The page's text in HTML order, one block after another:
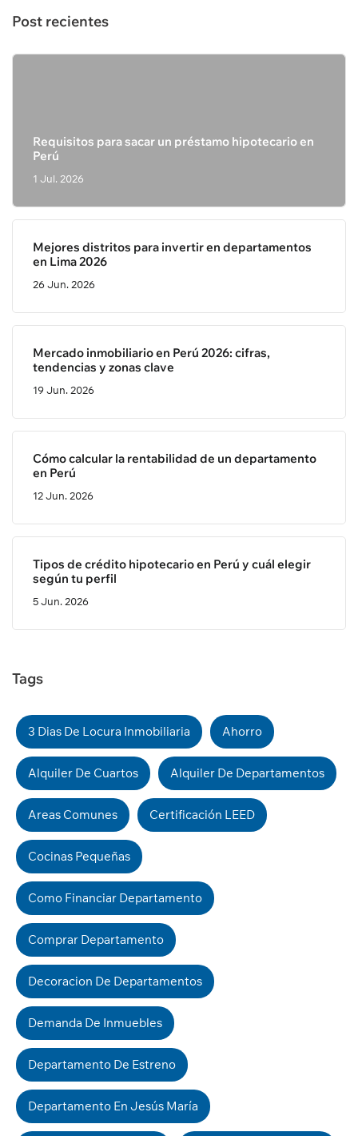
Post recientes
Requisitos para sacar un préstamo hipotecario en
Perú
1 Jul. 2026
Mejores distritos para invertir en departamentos
en Lima 2026
26 Jun. 2026
Mercado inmobiliario en Perú 2026: cifras,
tendencias y zonas clave
19 Jun. 2026
Cómo calcular la rentabilidad de un departamento
en Perú
12 Jun. 2026
Tipos de crédito hipotecario en Perú y cuál elegir
según tu perfil
5 Jun. 2026
Tags
3 Dias De Locura Inmobiliaria Ahorro
Alquiler De Cuartos Alquiler De Departamentos
Areas Comunes Certificación LEED
Cocinas Pequeñas
Como Financiar Departamento
Comprar Departamento
Decoracion De Departamentos
Demanda De Inmuebles
Departamento De Estreno
Departamento En Jesús María